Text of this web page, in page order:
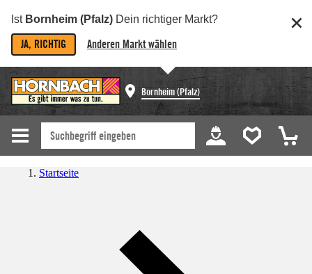
Ist Bornheim (Pfalz) Dein richtiger Markt?
JA, RICHTIG Anderen Markt wählen
Bornheim (Pfalz)
Startseite